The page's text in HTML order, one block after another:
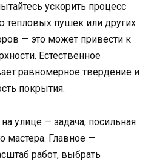
ускорить процесс
пушек или других
— это может привести к
Естественное
равномерное твердение и
покрытия.
улице — задача, посильная
мастера. Главное —
работ, выбрать